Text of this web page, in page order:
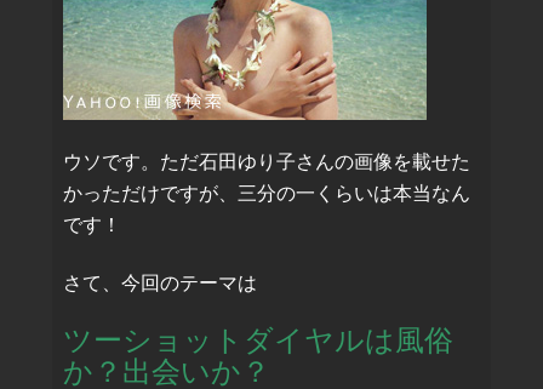
ウソです。ただ石田ゆり子さんの画像を載せた
かっただけですが、三分の一くらいは本当なん
です！
さて、今回のテーマは
ツーショットダイヤルは風俗
か？出会いか？